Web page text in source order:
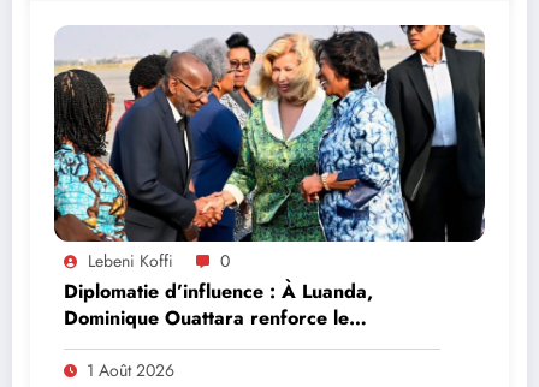
Lebeni Koffi 0
Diplomatie d’influence : À Luanda,
Dominique Ouattara renforce le
leadership solidaire de la Côte d’Ivoire en
Afrique
1 Août 2026